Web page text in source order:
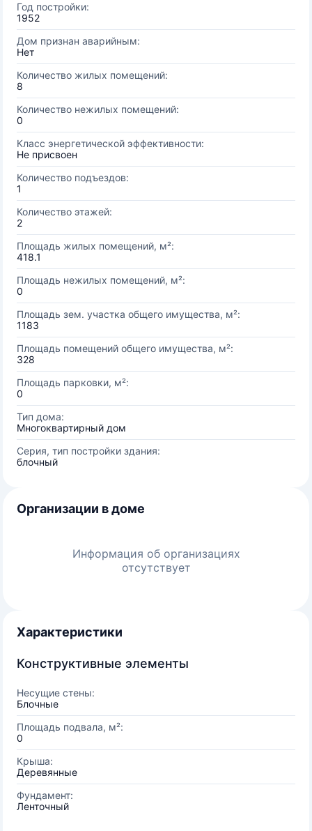
Год постройки:
1952
Дом признан аварийным:
Нет
Количество жилых помещений:
8
Количество нежилых помещений:
0
Класс энергетической эффективности:
Не присвоен
Количество подъездов:
1
Количество этажей:
2
Площадь жилых помещений, м²:
418.1
Площадь нежилых помещений, м²:
0
Площадь зем. участка общего имущества, м²:
1183
Площадь помещений общего имущества, м²:
328
Площадь парковки, м²:
0
Тип дома:
Многоквартирный дом
Серия, тип постройки здания:
блочный
Организации в доме
Информация об организациях
отсутствует
Характеристики
Конструктивные элементы
Несущие стены:
Блочные
Площадь подвала, м²:
0
Крыша:
Деревянные
Фундамент:
Ленточный